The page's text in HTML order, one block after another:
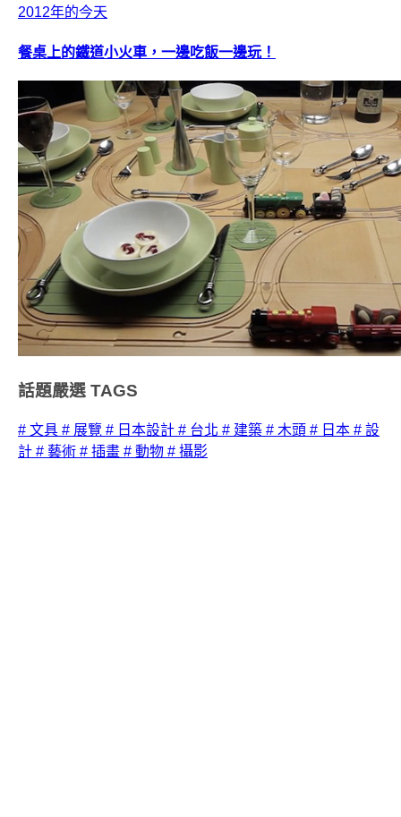
2012年的今天
餐桌上的鐵道小火車，一邊吃飯一邊玩！
話題嚴選 TAGS
# 文具 # 展覽 # 日本設計 # 台北 # 建築 # 木頭 # 日本 # 設
計 # 藝術 # 插畫 # 動物 # 攝影